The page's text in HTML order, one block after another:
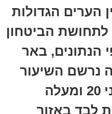
הערים הגדולות
לתחושת הביטחון
הנתונים, באר
נרשם השיעור
הנמוך ביותר של בני 20 ומעלה
לבד באזור